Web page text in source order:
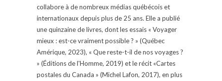
collabore à de nombreux médias québécois et
internationaux depuis plus de 25 ans. Elle a publié
une quinzaine de livres, dont les essais « Voyager
mieux : est-ce vraiment possible ? » (Québec
Amérique, 2023), « Que reste-t-il de nos voyages ?
» (Éditions de l'Homme, 2019) et le récit «Cartes
postales du Canada » (Michel Lafon, 2017), en plus